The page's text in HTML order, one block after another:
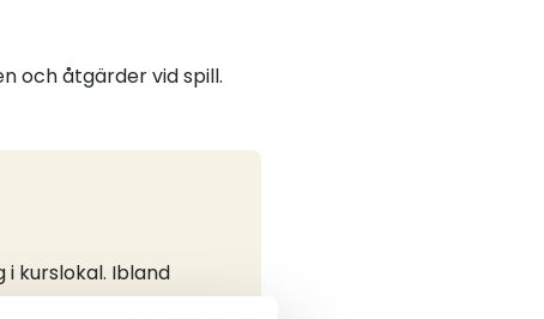
och åtgärder vid spill.
kurslokal. Ibland
ökad flexibilitet.